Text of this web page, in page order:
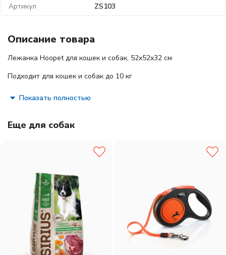
Артикул
ZS103
Описание товара
Лежанка Hoopetдля кошек и собак, 52х52х32 см
Подходит для кошек и собак до 10 кг
Материал:флис
Показать полностью
Еще для собак